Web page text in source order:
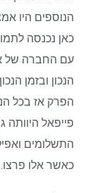
הנוספים היו
עם החברה של
הנכון ובזמן
הפרק אז בכל
פייפאל היוותה
התשלומים
כאשר אלו פרצו.